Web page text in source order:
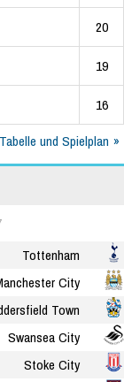
20
19
16
und Spielplan
Tottenham
City
Town
Swansea City
Stoke City